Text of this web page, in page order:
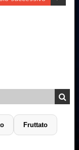
Fruttato